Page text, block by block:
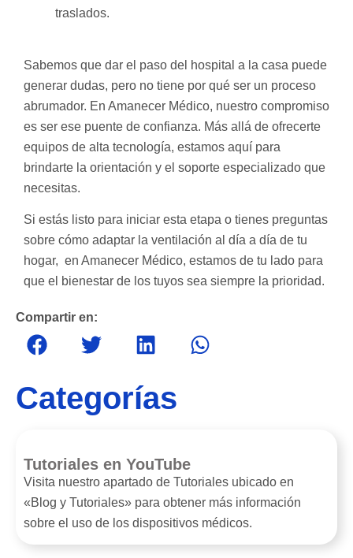
traslados.
Sabemos que dar el paso del hospital a la casa puede
generar dudas, pero no tiene por qué ser un proceso
abrumador. En Amanecer Médico, nuestro compromiso
es ser ese puente de confianza. Más allá de ofrecerte
equipos de alta tecnología, estamos aquí para
brindarte la orientación y el soporte especializado que
necesitas.
Si estás listo para iniciar esta etapa o tienes preguntas
sobre cómo adaptar la ventilación al día a día de tu
hogar, en Amanecer Médico, estamos de tu lado para
que el bienestar de los tuyos sea siempre la prioridad.
Compartir en:
Categorías
Tutoriales en YouTube
Visita nuestro apartado de Tutoriales ubicado en
«Blog y Tutoriales» para obtener más información
sobre el uso de los dispositivos médicos.